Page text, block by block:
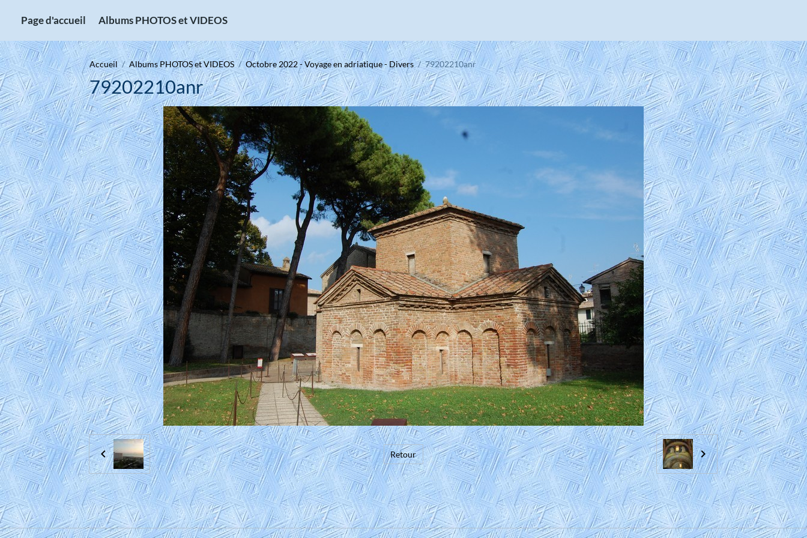
Page d'accueil Albums PHOTOS et VIDEOS
Accueil Albums PHOTOS et VIDEOS Octobre 2022 - Voyage en adriatique - Divers 79202210anr
79202210anr
Retour